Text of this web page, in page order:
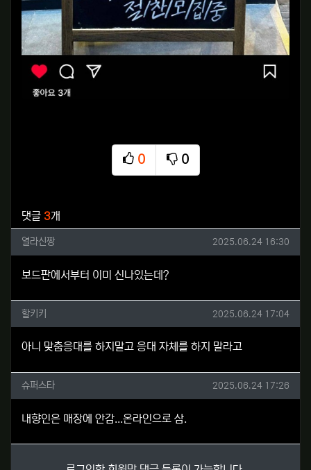
0
추천
0
비추천
댓글 3개
열라신짱님의 댓글
열라신짱 작성일
2025.06.24 16:30
보드판에서부터 이미 신나있는데?
할키키님의 댓글
할키키 작성일
2025.06.24 17:04
아니 맞춤응대를 하지말고 응대 자체를 하지 말라고
슈퍼스타님의 댓글
슈퍼스타 작성일
2025.06.24 17:26
내향인은 매장에 안감...온라인으로 삼.